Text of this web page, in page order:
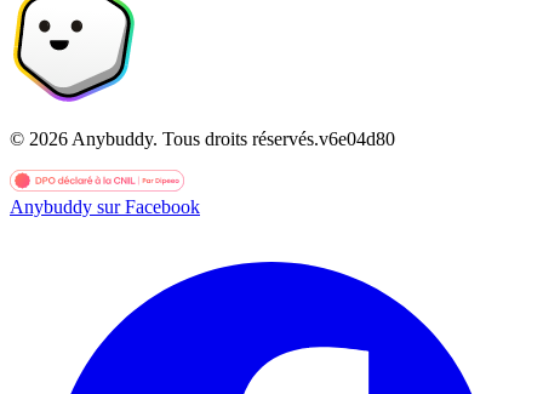
© 2026 Anybuddy. Tous droits réservés.v6e04d80
Anybuddy sur Facebook